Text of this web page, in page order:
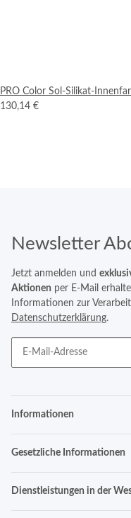
PRO Color Sol-Silikat-
130,14 €
Newsletter
Jetzt anmelden und
Aktionen per E-Mail
Informationen zur
Datenschutzerklärung.
Informationen
Gesetzliche Informationen
Dienstleistungen in der